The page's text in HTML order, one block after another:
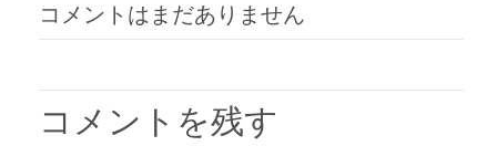
コメントはまだありません
コメントを残す